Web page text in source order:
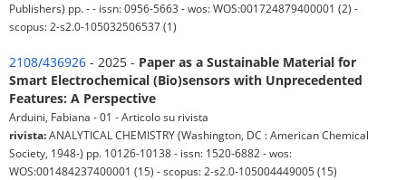
Publishers) pp. - - issn: 0956-5663 - wos: WOS:001724879400001 (2) -
scopus: 2-s2.0-105032506537 (1)
2108/436926 - 2025 - Paper as a Sustainable Material for
Smart Electrochemical (Bio)sensors with Unprecedented
Features: A Perspective
Arduini, Fabiana - 01 - Articolo su rivista
rivista:ANALYTICAL CHEMISTRY (Washington, DC : American Chemical
Society, 1948-) pp. 10126-10138 - issn: 1520-6882 - wos:
WOS:001484237400001 (15) - scopus: 2-s2.0-105004449005 (15)